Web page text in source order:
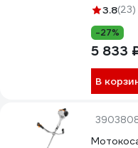
3.8(23)
-27%
5 833
В